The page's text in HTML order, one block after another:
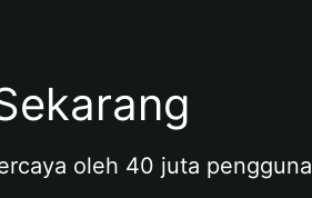
oleh 40 juta pengguna